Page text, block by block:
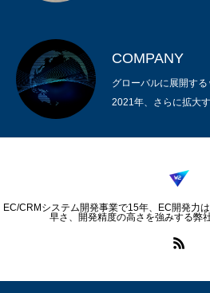
COMPANY
グローバルに展開す
2021年、さらに拡大す
EC/CRMシステム開発事業で15年、EC開発力
早さ、開発精度の高さを強みする弊